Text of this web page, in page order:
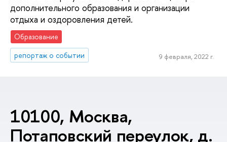
дополнительного образования и организации
отдыха и оздоровления детей.
Образование
репортаж о событии
9 февраля, 2022 г.
10100, Москва,
Потаповский переулок, д.